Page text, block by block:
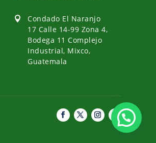

Condado El Naranjo
17 Calle 14-99 Zona 4,
Bodega 11 Complejo
Industrial, Mixco,
Guatemala